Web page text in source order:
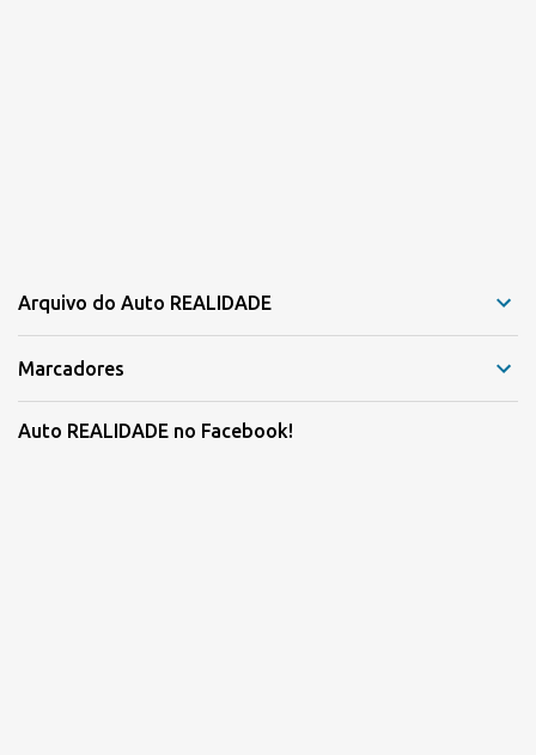
Arquivo do Auto REALIDADE
Marcadores
Auto REALIDADE no Facebook!